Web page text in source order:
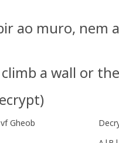
ao muro, nem
a wall or
)
Gheob